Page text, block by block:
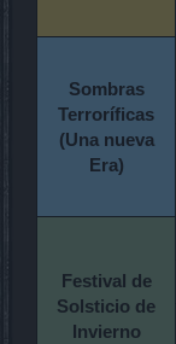
Sombras
Terroríficas
(Una nueva
Era)
Festival de
Solsticio de
Invierno